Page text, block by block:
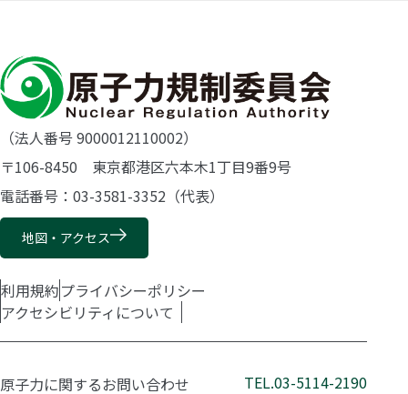
（法人番号 9000012110002）
〒106-8450 東京都港区六本木1丁目9番9号
電話番号：03-3581-3352（代表）
地図・アクセス
利用規約プライバシーポリシー
アクセシビリティについて
原子力に関するお問い合わせ TEL.03-5114-2190